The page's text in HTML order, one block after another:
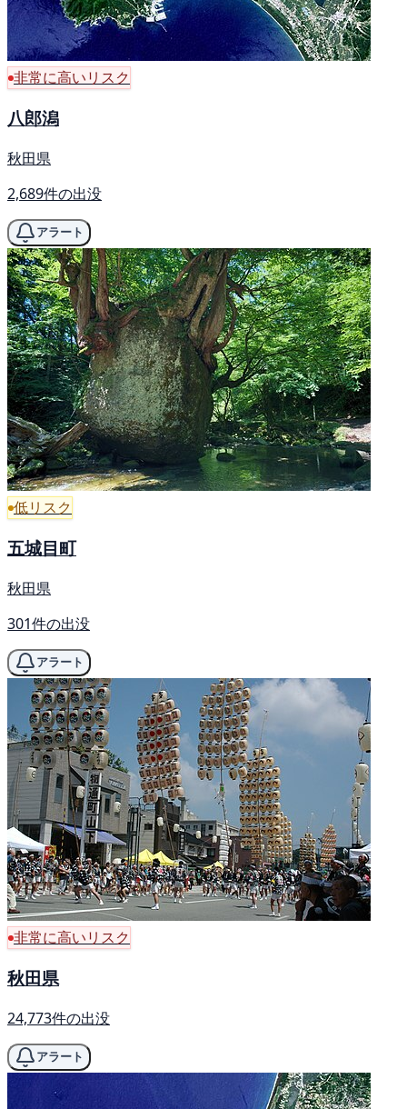
非常に高いリスク
八郎潟
秋田県
2,689件の出没
アラート
低リスク
五城目町
秋田県
301件の出没
アラート
非常に高いリスク
秋田県
24,773件の出没
アラート